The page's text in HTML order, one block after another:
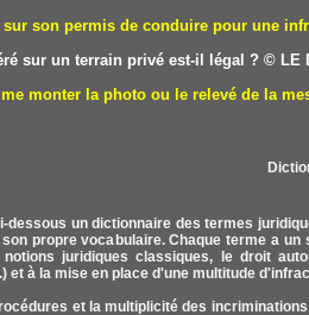
sur son permis de conduire pour une
sur un terrain privé est-il légal ? © LE
monter la photo ou le relevé de la
dessous un dictionnaire des termes
propre vocabulaire. Chaque terme a
notions juridiques classiques, le droit
et à la mise en place d'une multitude
et la multiplicité des